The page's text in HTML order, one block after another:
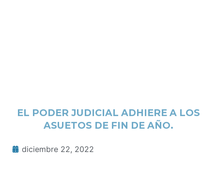
EL PODER JUDICIAL ADHIERE A LOS
ASUETOS DE FIN DE AÑO.
diciembre 22, 2022